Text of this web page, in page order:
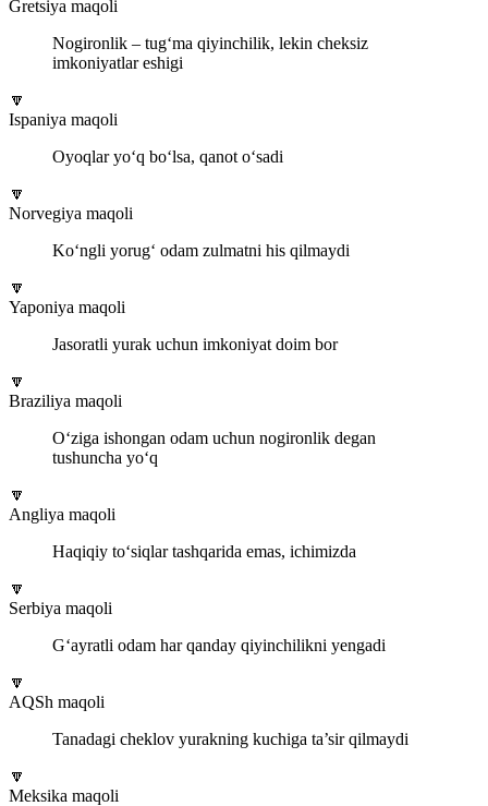
Gretsiya maqoli
Nogironlik – tug‘ma qiyinchilik, lekin cheksiz
imkoniyatlar eshigi
🔽
Ispaniya maqoli
Oyoqlar yo‘q bo‘lsa, qanot o‘sadi
🔽
Norvegiya maqoli
Ko‘ngli yorug‘ odam zulmatni his qilmaydi
🔽
Yaponiya maqoli
Jasoratli yurak uchun imkoniyat doim bor
🔽
Braziliya maqoli
O‘ziga ishongan odam uchun nogironlik degan
tushuncha yo‘q
🔽
Angliya maqoli
Haqiqiy to‘siqlar tashqarida emas, ichimizda
🔽
Serbiya maqoli
G‘ayratli odam har qanday qiyinchilikni yengadi
🔽
AQSh maqoli
Tanadagi cheklov yurakning kuchiga ta’sir qilmaydi
🔽
Meksika maqoli